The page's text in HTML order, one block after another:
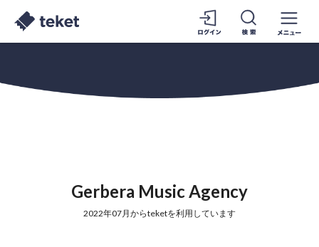
Gerbera Music Agency
2022年07月からteketを利用しています